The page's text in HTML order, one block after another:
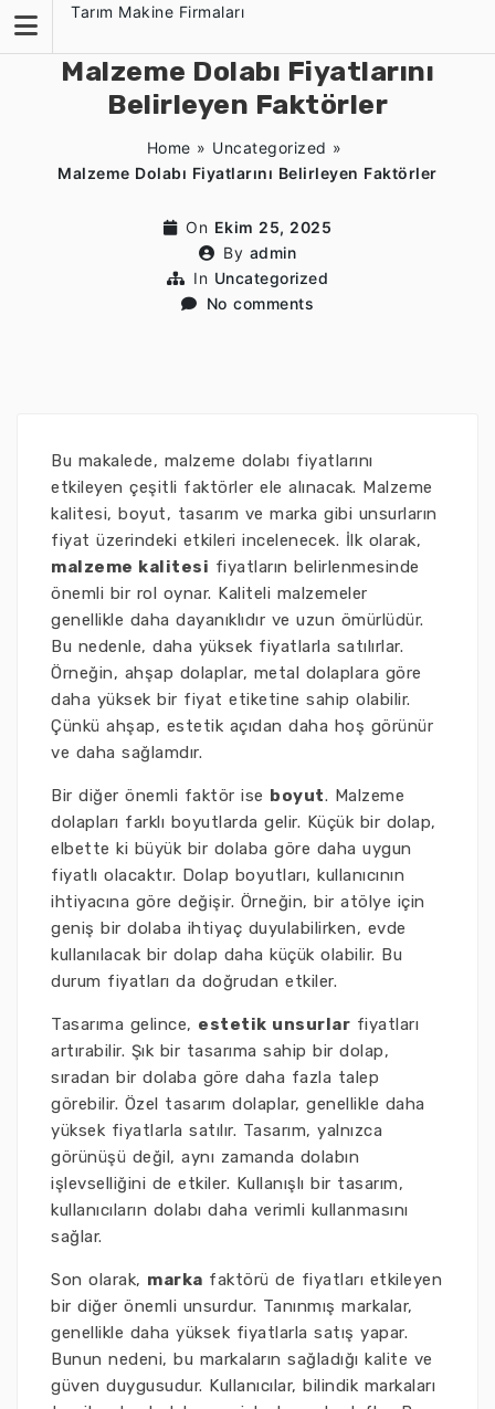
content
Tarım Makine Firmaları
Malzeme Dolabı Fiyatlarını
Belirleyen Faktörler
Home » Uncategorized »
Malzeme Dolabı Fiyatlarını Belirleyen Faktörler
On Ekim 25, 2025
By admin
In Uncategorized
No comments
Bu makalede, malzeme dolabı fiyatlarını
etkileyen çeşitli faktörler ele alınacak. Malzeme
kalitesi, boyut, tasarım ve marka gibi unsurların
fiyat üzerindeki etkileri incelenecek. İlk olarak,
malzeme kalitesi fiyatların belirlenmesinde
önemli bir rol oynar. Kaliteli malzemeler
genellikle daha dayanıklıdır ve uzun ömürlüdür.
Bu nedenle, daha yüksek fiyatlarla satılırlar.
Örneğin, ahşap dolaplar, metal dolaplara göre
daha yüksek bir fiyat etiketine sahip olabilir.
Çünkü ahşap, estetik açıdan daha hoş görünür
ve daha sağlamdır.
Bir diğer önemli faktör ise boyut. Malzeme
dolapları farklı boyutlarda gelir. Küçük bir dolap,
elbette ki büyük bir dolaba göre daha uygun
fiyatlı olacaktır. Dolap boyutları, kullanıcının
ihtiyacına göre değişir. Örneğin, bir atölye için
geniş bir dolaba ihtiyaç duyulabilirken, evde
kullanılacak bir dolap daha küçük olabilir. Bu
durum fiyatları da doğrudan etkiler.
Tasarıma gelince, estetik unsurlar fiyatları
artırabilir. Şık bir tasarıma sahip bir dolap,
sıradan bir dolaba göre daha fazla talep
görebilir. Özel tasarım dolaplar, genellikle daha
yüksek fiyatlarla satılır. Tasarım, yalnızca
görünüşü değil, aynı zamanda dolabın
işlevselliğini de etkiler. Kullanışlı bir tasarım,
kullanıcıların dolabı daha verimli kullanmasını
sağlar.
Son olarak, marka faktörü de fiyatları etkileyen
bir diğer önemli unsurdur. Tanınmış markalar,
genellikle daha yüksek fiyatlarla satış yapar.
Bunun nedeni, bu markaların sağladığı kalite ve
güven duygusudur. Kullanıcılar, bilindik markaları